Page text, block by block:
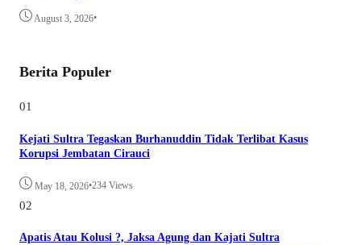
August 3, 2026•
Berita Populer
01
Kejati Sultra Tegaskan Burhanuddin Tidak Terlibat Kasus
Korupsi Jembatan Cirauci
May 18, 2026•234 Views
02
Apatis Atau Kolusi ?, Jaksa Agung dan Kajati Sultra